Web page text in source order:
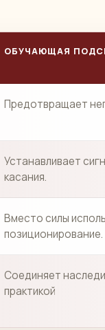
ОБУЧАЮЩАЯ
Предотвращает
Устанавливает
касания.
Вместо силы
позиционирование.
Соединяет
практикой